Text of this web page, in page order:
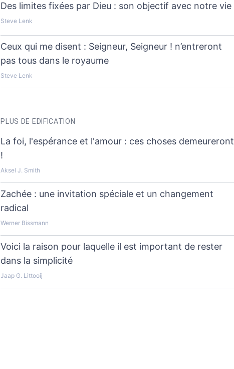
Des limites fixées par Dieu : son objectif avec notre vie
Steve Lenk
Ceux qui me disent : Seigneur, Seigneur ! n’entreront
pas tous dans le royaume
Steve Lenk
PLUS DE EDIFICATION
La foi, l'espérance et l'amour : ces choses demeureront
!
Aksel J. Smith
Zachée : une invitation spéciale et un changement
radical
Werner Bissmann
Voici la raison pour laquelle il est important de rester
dans la simplicité
Jaap G. Littooij